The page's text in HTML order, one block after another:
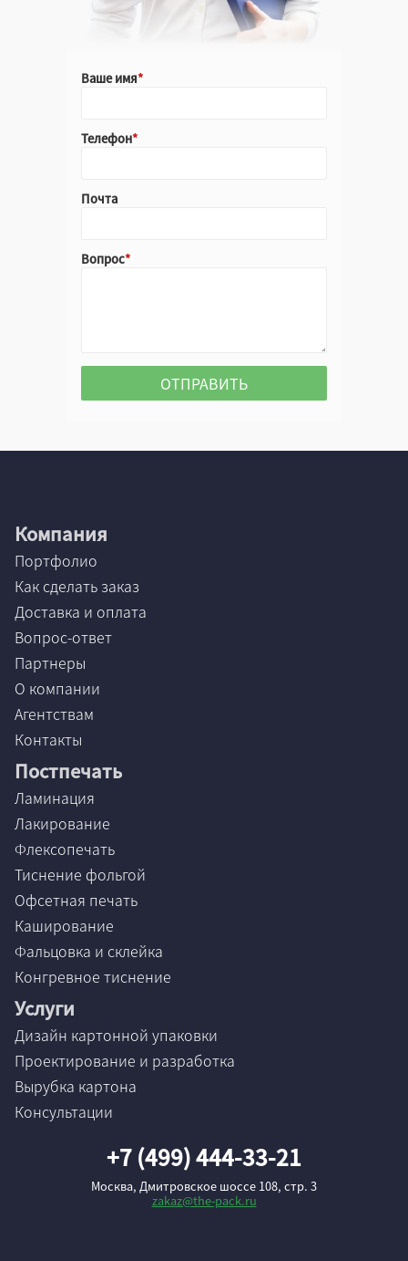
Ваше имя
Телефон
Почта
Вопрос
Компания
Портфолио
Как сделать заказ
Доставка и оплата
Вопрос-ответ
Партнеры
О компании
Агентствам
Контакты
Постпечать
Ламинация
Лакирование
Флексопечать
Тиснение фольгой
Офсетная печать
Каширование
Фальцовка и склейка
Конгревное тиснение
Услуги
Дизайн картонной упаковки
Проектирование и разработка
Вырубка картона
Консультации
+7 (499) 444-33-21
Москва, Дмитровское шоссе 108, стр. 3
zakaz@the-pack.ru